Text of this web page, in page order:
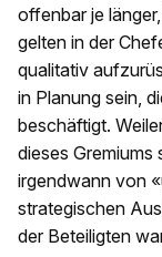
offenbar je
gelten in der
qualitativ
in Planung sein,
beschäftigt.
dieses Gremiums
irgendwann von
strategischen
der Beteiligten